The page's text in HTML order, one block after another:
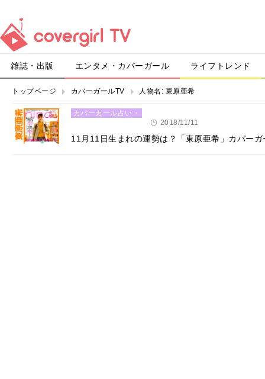
雑誌・出版 エンタメ・カバーガール ライフトレンド
トップページ カバーガールTV 人物名: 東原亜希
カバーガール占い・
2018/11/11
11月11日生まれの運勢は？「東原亜希」カバー